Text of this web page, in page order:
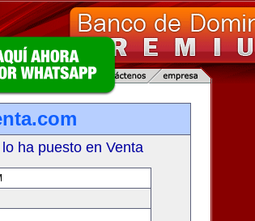
ha puesto en Venta